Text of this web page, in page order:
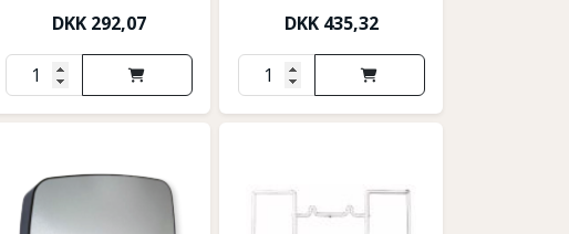
DKK 292,07 DKK 435,32